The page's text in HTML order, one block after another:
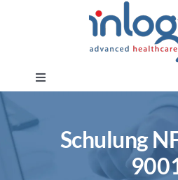
Toggle
Unsere Produkte und Lösungen
Eine Ausbildung beantragen
Schulung